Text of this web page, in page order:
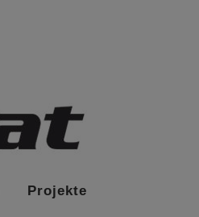
Projekte